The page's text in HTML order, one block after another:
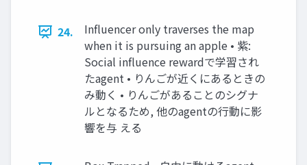
24.
Influencer only traverses the map
when it is pursuing an apple • 紫:
Social influence rewardで学習され
たagent • りんごが近くにあるときの
み動く • りんごがあることのシグナ
ルとなるため, 他のagentの行動に影
響を与 える